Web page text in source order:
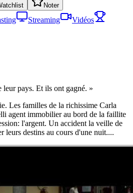
Noter
Streaming
Vidéos
leur pays. Et ils ont gagné. »
Les familles de la richissime Carla
agent immobilier au bord de la faillite
l'argent. Un accident la veille de
leurs destins au cours d'une nuit....